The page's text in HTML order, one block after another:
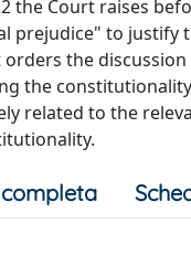
the Court raises
prejudice" to
the
the
related to the